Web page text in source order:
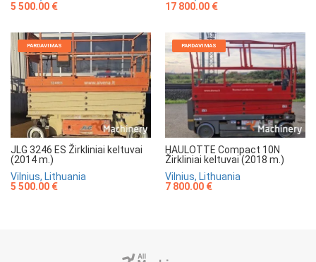
5 500.00 €
17 800.00 €
PARDAVIMAS
JLG 3246 ES Žirkliniai keltuvai
(2014 m.)
Vilnius, Lithuania
5 500.00 €
PARDAVIMAS
HAULOTTE Compact 10N
Žirkliniai keltuvai (2018 m.)
Vilnius, Lithuania
7 800.00 €